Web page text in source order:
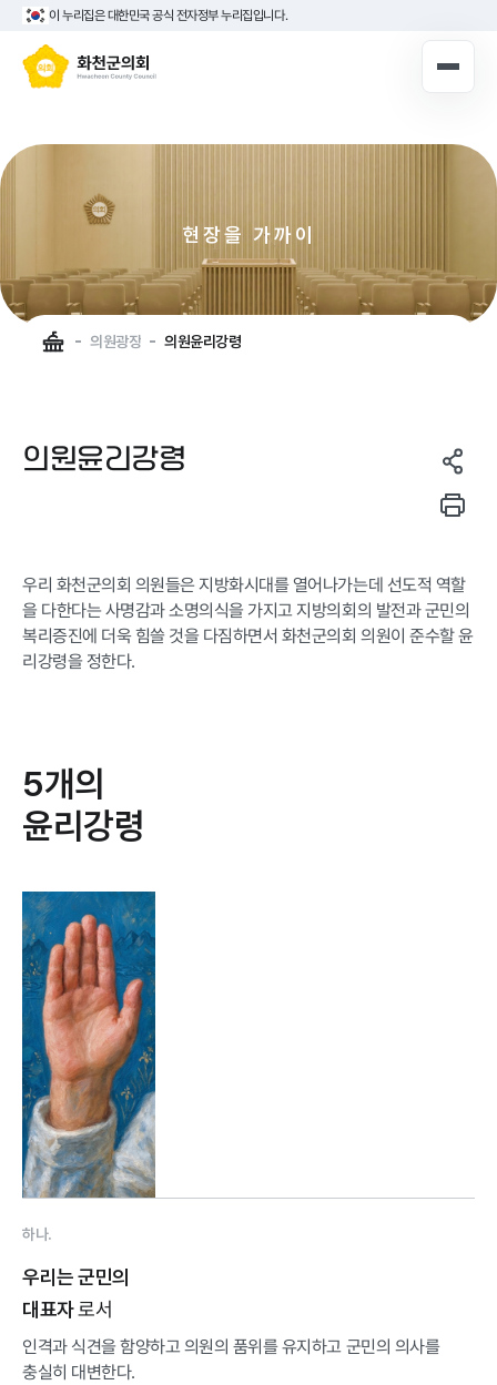
이 누리집은 대한민국 공식 전자정부 누리집입니다.
의회안내
의원광장
의장실
의회연혁
현장을 가까이
실천하는 화천군의회
의원광장 의원윤리강령
의원윤리강령
우리 화천군의회 의원들은 지방화시대를 열어나가는데 선도적 역할
을 다한다는 사명감과 소명의식을 가지고지방의회의 발전과 군민의
복리증진에 더욱 힘쓸 것을 다짐하면서 화천군의회 의원이 준수할 윤
리강령을 정한다.
5개의
윤리강령
하나.
우리는 군민의
대표자로서
인격과 식견을 함양하고 의원의 품위를 유지하고 군민의 의사를
충실히 대변한다.